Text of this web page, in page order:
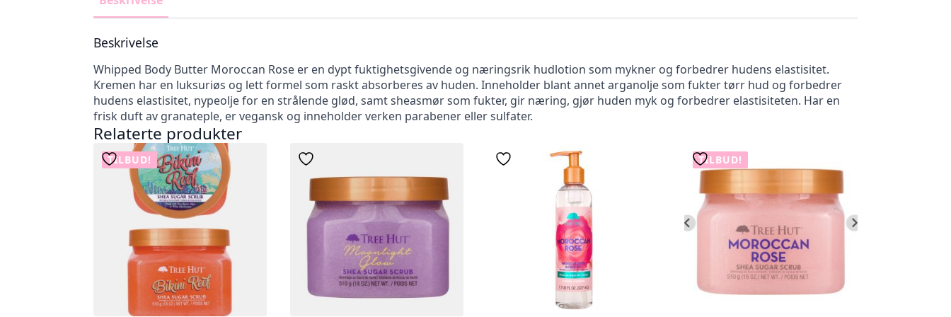
Beskrivelse
Whipped Body Butter Moroccan Rose er en dypt fuktighetsgivende og næringsrik hudlotion som mykner og forbedrer hudens elastisitet.
Kremen har en luksuriøs og lett formel som raskt absorberes av huden. Inneholder blant annet arganolje som fukter tørr hud og forbedrer
hudens elastisitet, nypeolje for en strålende glød, samt sheasmør som fukter, gir næring, gjør huden myk og forbedrer elastisiteten. Har en
frisk duft av granateple, er vegansk og inneholder verken parabener eller sulfater.
Relaterte produkter
TILBUD! TILBUD!